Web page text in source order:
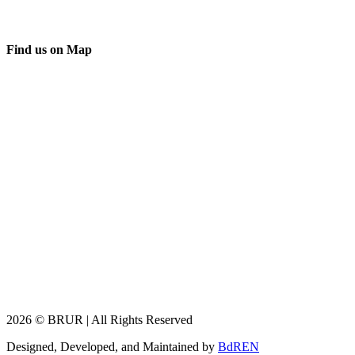
Find us on Map
2026 © BRUR | All Rights Reserved
Designed, Developed, and Maintained by BdREN